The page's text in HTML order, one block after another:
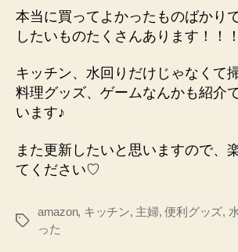
本当に買ってよかったものばかり
したいものたくさんあります！！！
キッチン、水回りだけじゃなくて
料理グッズ、ゲームなんかも紹介
います♪
また更新したいと思いますので、
てください♡
タ
amazon, キッチン, 主婦,便利グッズ,
った